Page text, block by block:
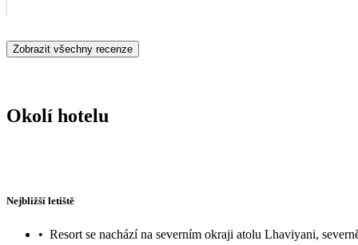
Zobrazit všechny recenze
Okolí hotelu
Nejbližší letiště
• Resort se nachází na severním okraji atolu Lhaviyani,